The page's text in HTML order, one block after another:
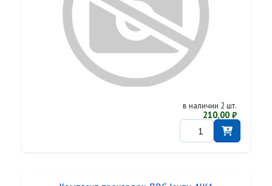
в наличии 2 шт.
210,00 ₽